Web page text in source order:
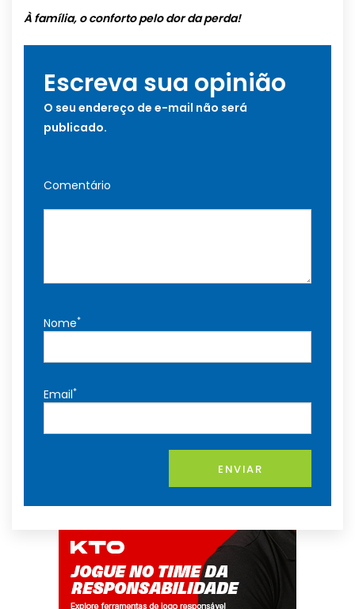
À família, o conforto pelo dor da perda!
Escreva sua opinião
O seu endereço de e-mail não será
publicado.
Comentário
Nome*
Email*
ENVIAR